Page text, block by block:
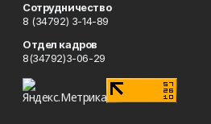
Сотрудничество
8 (34792) 3-14-89
Отдел кадров
8(34792)3-06-29